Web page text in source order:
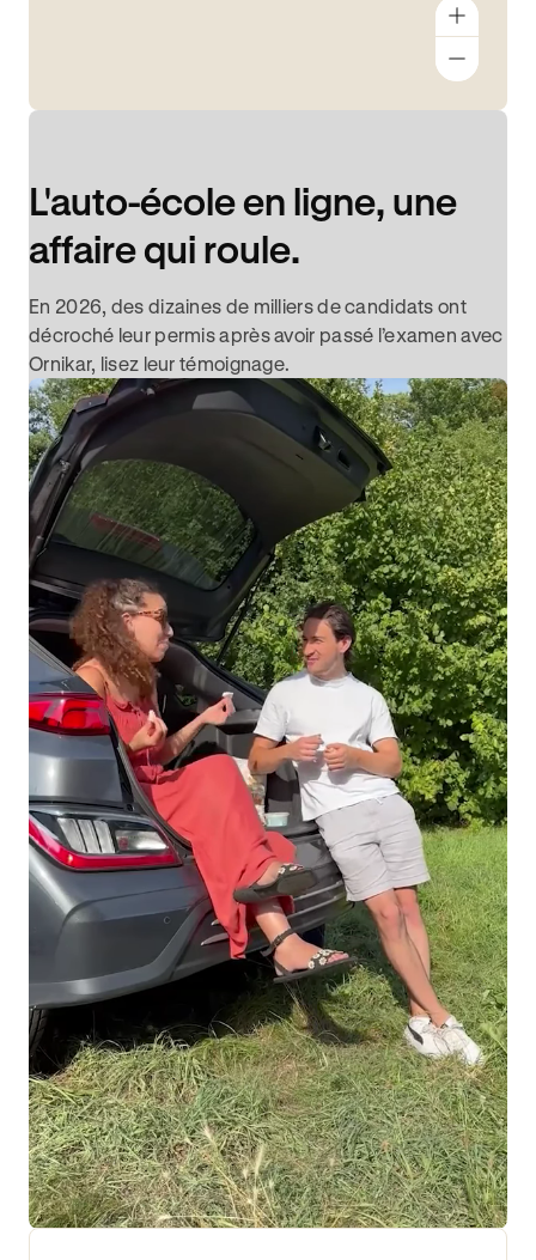
L'auto-école en ligne, une
affaire qui roule.
En 2026, des dizaines de milliers de candidats ont
décroché leur permis après avoir passé l’examen avec
Ornikar, lisez leur témoignage.